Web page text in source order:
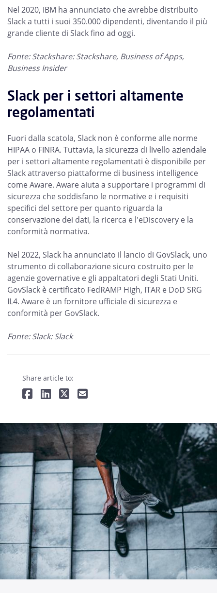
Nel 2020, IBM ha annunciato che avrebbe distribuito
Slack a tutti i suoi 350.000 dipendenti, diventando il più
grande cliente di Slack fino ad oggi.
Fonte: Stackshare: Stackshare, Business of Apps,
Business Insider
Slack per i settori altamente
regolamentati
Fuori dalla scatola, Slack non è conforme alle norme
HIPAA o FINRA. Tuttavia, la sicurezza di livello aziendale
per i settori altamente regolamentati è disponibile per
Slack attraverso piattaforme di business intelligence
come Aware. Aware aiuta a supportare i programmi di
sicurezza che soddisfano le normative e i requisiti
specifici del settore per quanto riguarda la
conservazione dei dati, la ricerca e l'eDiscovery e la
conformità normativa.
Nel 2022, Slack ha annunciato il lancio di GovSlack, uno
strumento di collaborazione sicuro costruito per le
agenzie governative e gli appaltatori degli Stati Uniti.
GovSlack è certificato FedRAMP High, ITAR e DoD SRG
IL4. Aware è un fornitore ufficiale di sicurezza e
conformità per GovSlack.
Fonte: Slack: Slack
Share article to: